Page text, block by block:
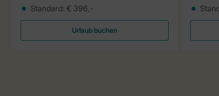
Standard: € 396,-
Urlaub buchen